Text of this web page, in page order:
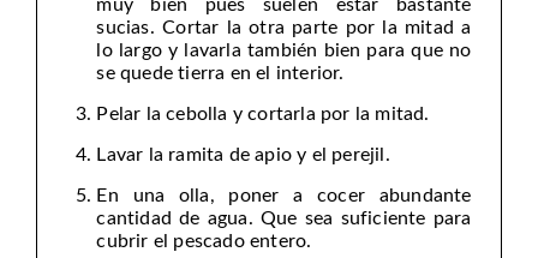
muy bien pues suelen estar bastante
sucias. Cortar la otra parte por la mitad a
lo largo y lavarla también bien para que no
se quede tierra en el interior.
Pelar la cebolla y cortarla por la mitad.
Lavar la ramita de apio y el perejil.
En una olla, poner a cocer abundante
cantidad de agua. Que sea suficiente para
cubrir el pescado entero.